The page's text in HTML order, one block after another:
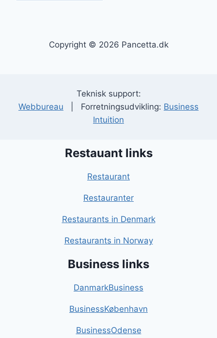
Copyright © 2026 Pancetta.dk
Teknisk support:
Webbureau | Forretningsudvikling: Business
Intuition
Restauant links
Restaurant
Restauranter
Restaurants in Denmark
Restaurants in Norway
Business links
DanmarkBusiness
BusinessKøbenhavn
BusinessOdense